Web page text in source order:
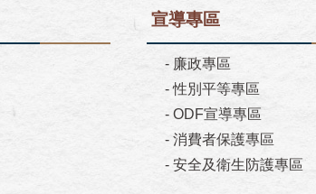
宣導專區
- 廉政專區
-性別平等專區
- ODF宣導專區
- 消費者保護專區
- 安全及衛生防護專區